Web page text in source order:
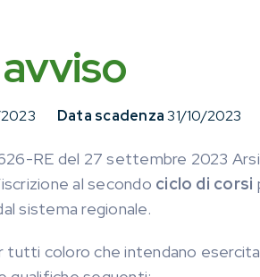
Data scadenza31/10/2023
RE del 27 settembre 2023
al secondo ciclo di corsi
sistema regionale.
tutti coloro che intendano